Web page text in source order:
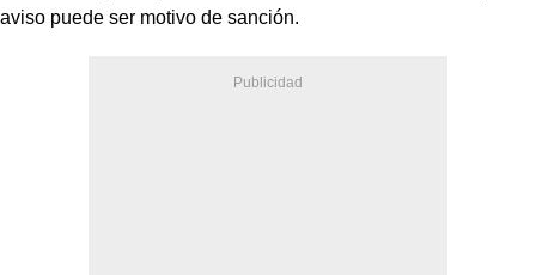
aviso puede ser motivo de sanción.